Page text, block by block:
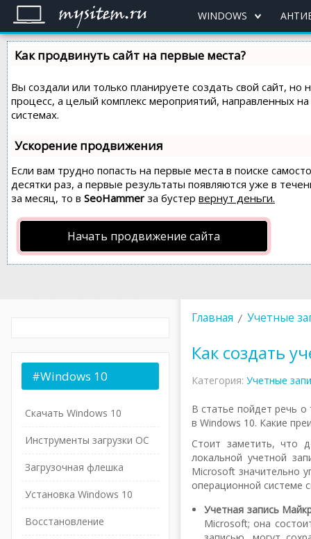
WINDOWS
Как продвинуть сайт на первые места?
Вы создали или только планируете создать свой сайт,
процесс, а целый комплекс мероприятий, направленных
системах.
Ускорение продвижения
Если вам трудно попасть на первые места в поиске
десятки раз, а первые результаты появляются уже в
за месяц, то в SeoHammer за бустер вернут деньги.
Начать продвижение сайта
Главная Учетные
Как создать
Категория: Учетные
В статье пойдет речь о
в Windows 10. Какие
Стоит заметить, что
локальной учетной
Microsoft значительно
операционной системе
Учетная запись
Microsoft; она
#Windows 10
Скачать Windows 10
Инструменты загрузки ОС
Загрузочная флешка
Установка Windows 10
Восстановление